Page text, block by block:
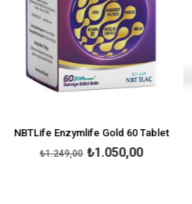
NBTLife Enzymlife Gold 60 Tablet
₺1.050,00
₺1.249,00